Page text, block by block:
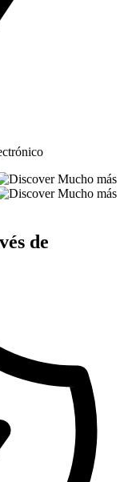
Mucho más
Mucho más
de